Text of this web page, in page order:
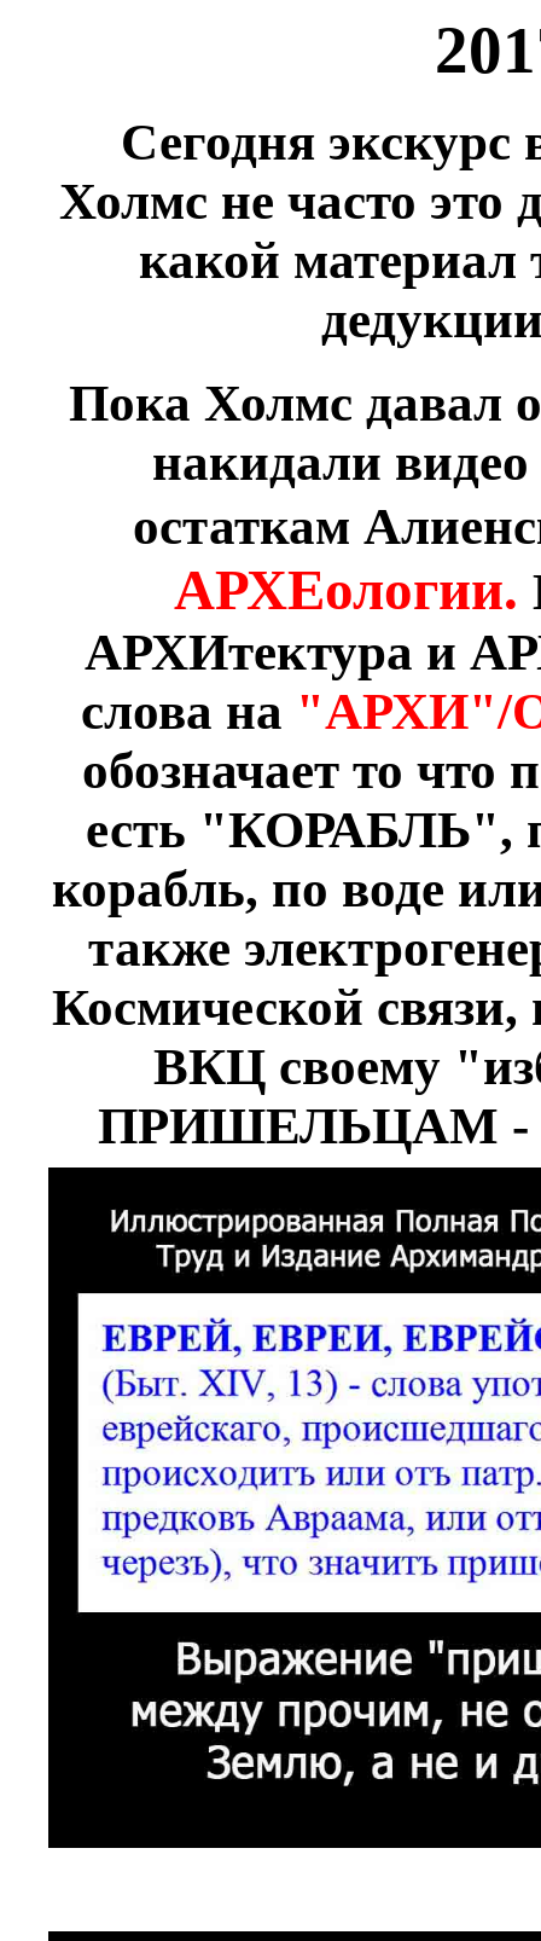
Сегодня
Холмс не часто это
какой
Пока Холмс давал
накидали
остаткам
АРХЕологии.
АРХИтектура и
слова на "АРХИ"/
обозначает то
есть "КОРАБЛЬ",
корабль, по воде
также
Космической
ВКЦ своему
ПРИШЕЛЬЦАМ -